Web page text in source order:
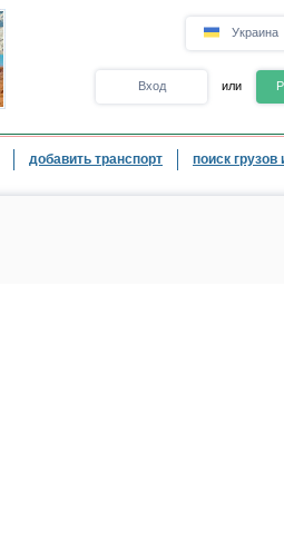
Украина
Вход или
добавить транспорт поиск грузов